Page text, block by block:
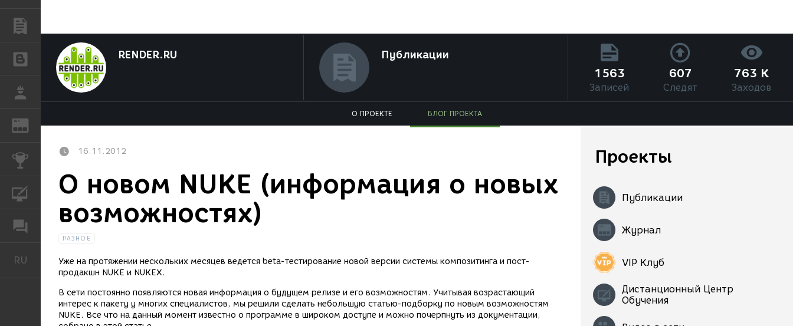
БЛОГИ
РАБОТА
REN ЖУРНАЛ
КОНКУРСЫ
КУРСЫ
ФОРУМ
RU Русский
RENDER.RU Публикации
1563
Записей
607
Следят
763 K
Заходов
О ПРОЕКТЕ БЛОГ ПРОЕКТА
Проекты
Публикации
Журнал
VIP Клуб
Дистанционный Центр
Обучения
16.11.2012
О новом NUKE (информация о новых
возможностях)
РАЗНОЕ
Уже на протяжении нескольких месяцев ведется beta-тестирование новой версии системы композитинга и пост-
продакшн NUKE и NUKEX.
В сети постоянно появляются новая информация о будущем релизе и его возможностям. Учитывая возрастающий
интерес к пакету у многих специалистов, мы решили сделать небольшую статью-подборку по новым возможностям
NUKE. Все что на данный момент известно о программе в широком доступе и можно почерпнуть из документации,